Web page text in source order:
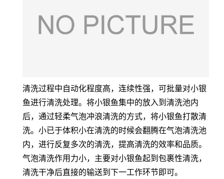
清洗过程中自动化程度高，连续性强，可批量对小银
鱼进行清洗处理。将小银鱼集中的放入到清洗池内
后，通过轻柔气泡冲浪清洗的方式，将小银鱼打散清
洗。小已于体积小在清洗的时候会翻腾在气泡清洗池
内，进行反复多次的清洗，提高清洗的效率和品质。
气泡清洗作用力小，主要对小银鱼起到包裹性清洗，
清洗干净后直接的输送到下一工作环节即可。